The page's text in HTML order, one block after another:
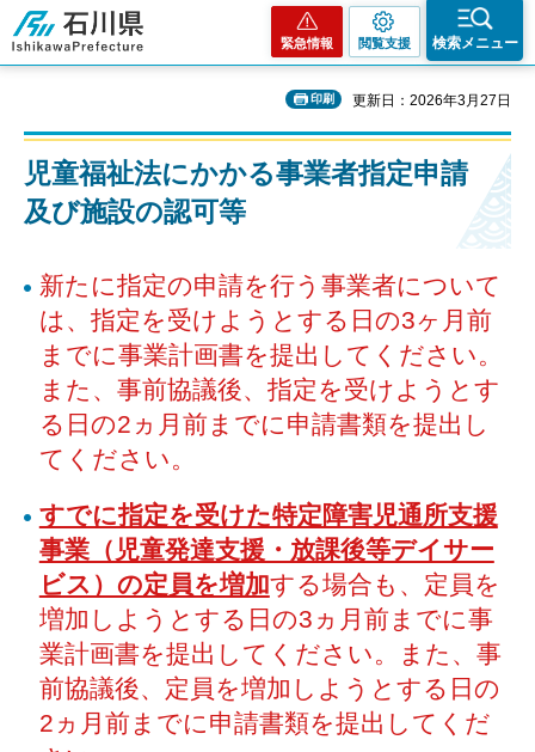
石川県
緊急情報 閲覧支援 検索メニュー
印刷 更新日：2026年3月27日
児童福祉法にかかる事業者指定申請
及び施設の認可等
新たに指定の申請を行う事業者について
は、指定を受けようとする日の3ヶ月前
までに事業計画書を提出してください。
また、事前協議後、指定を受けようとす
る日の2ヵ月前までに申請書類を提出し
てください。
すでに指定を受けた特定障害児通所支援
事業（児童発達支援・放課後等デイサー
ビス）の定員を増加する場合も、定員を
増加しようとする日の3ヵ月前までに事
業計画書を提出してください。また、事
前協議後、定員を増加しようとする日の
2ヵ月前までに申請書類を提出してくだ